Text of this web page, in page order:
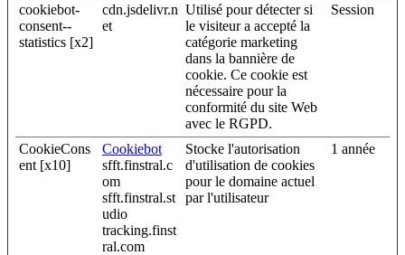
cookiebot-
consent--
statistics [x2]
cdn.jsdelivr.n
et
Utilisé pour détecter si
le visiteur a accepté la
catégorie marketing
dans la bannière de
cookie. Ce cookie est
nécessaire pour la
conformité du site Web
avec le RGPD.
Session
CookieCons
ent [x10]
Cookiebot
sfft.finstral.c
om
sfft.finstral.st
udio
tracking.finst
ral.com
Stocke l'autorisation
d'utilisation de cookies
pour le domaine actuel
par l'utilisateur
1 année